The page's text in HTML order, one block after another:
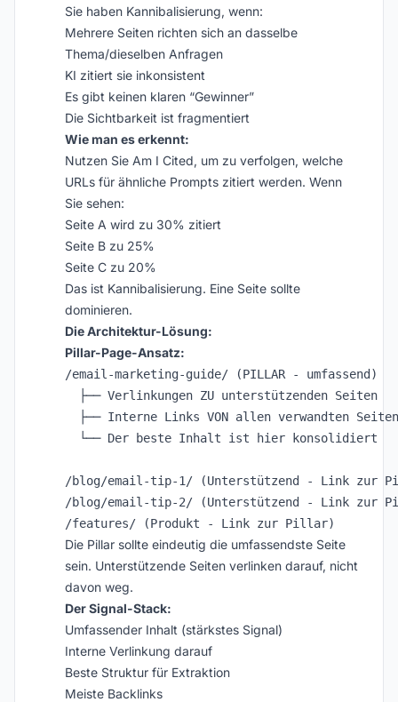
Sie haben Kannibalisierung, wenn:
Mehrere Seiten richten sich an dasselbe
Thema/dieselben Anfragen
KI zitiert sie inkonsistent
Es gibt keinen klaren “Gewinner”
Die Sichtbarkeit ist fragmentiert
Wie man es erkennt:
Nutzen Sie Am I Cited, um zu verfolgen, welche
URLs für ähnliche Prompts zitiert werden. Wenn
Sie sehen:
Seite A wird zu 30% zitiert
Seite B zu 25%
Seite C zu 20%
Das ist Kannibalisierung. Eine Seite sollte
dominieren.
Die Architektur-Lösung:
Pillar-Page-Ansatz:
/email-marketing-guide/ (PILLAR - umfassend)
  ├── Verlinkungen ZU unterstützenden Seiten
  ├── Interne Links VON allen verwandten Seiten
  └── Der beste Inhalt ist hier konsolidiert
/blog/email-tip-1/ (Unterstützend - Link zur
/blog/email-tip-2/ (Unterstützend - Link zur
Die Pillar sollte eindeutig die umfassendste Seite
sein. Unterstützende Seiten verlinken darauf, nicht
davon weg.
Der Signal-Stack:
Umfassender Inhalt (stärkstes Signal)
Interne Verlinkung darauf
Beste Struktur für Extraktion
Meiste Backlinks